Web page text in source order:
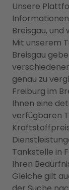
Unsere
Breisgau,
Mit unserem
Breisgau
genau zu
Freiburg im
Ihnen eine
verfügbaren
Tankstelle in
Ihren
Gleiche gilt